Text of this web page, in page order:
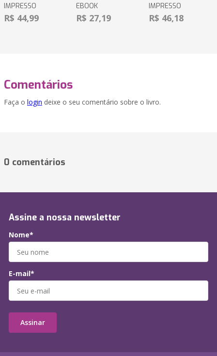
IMPRESSO
R$ 44,99
EBOOK
R$ 27,19
IMPRESSO
R$ 46,18
Comentários
Faça o login deixe o seu comentário sobre o livro.
0 comentários
Assine a nossa newsletter
Nome*
E-mail*
Assinar